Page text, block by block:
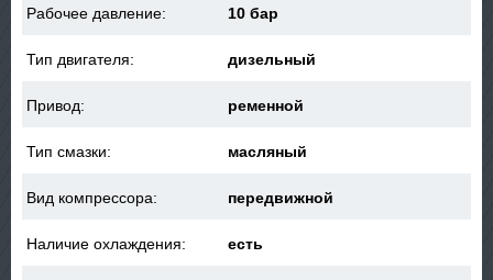
Рабочее давление: 10 бар
Тип двигателя: дизельный
Привод: ременной
Тип смазки: масляный
Вид компрессора: передвижной
Наличие охлаждения: есть